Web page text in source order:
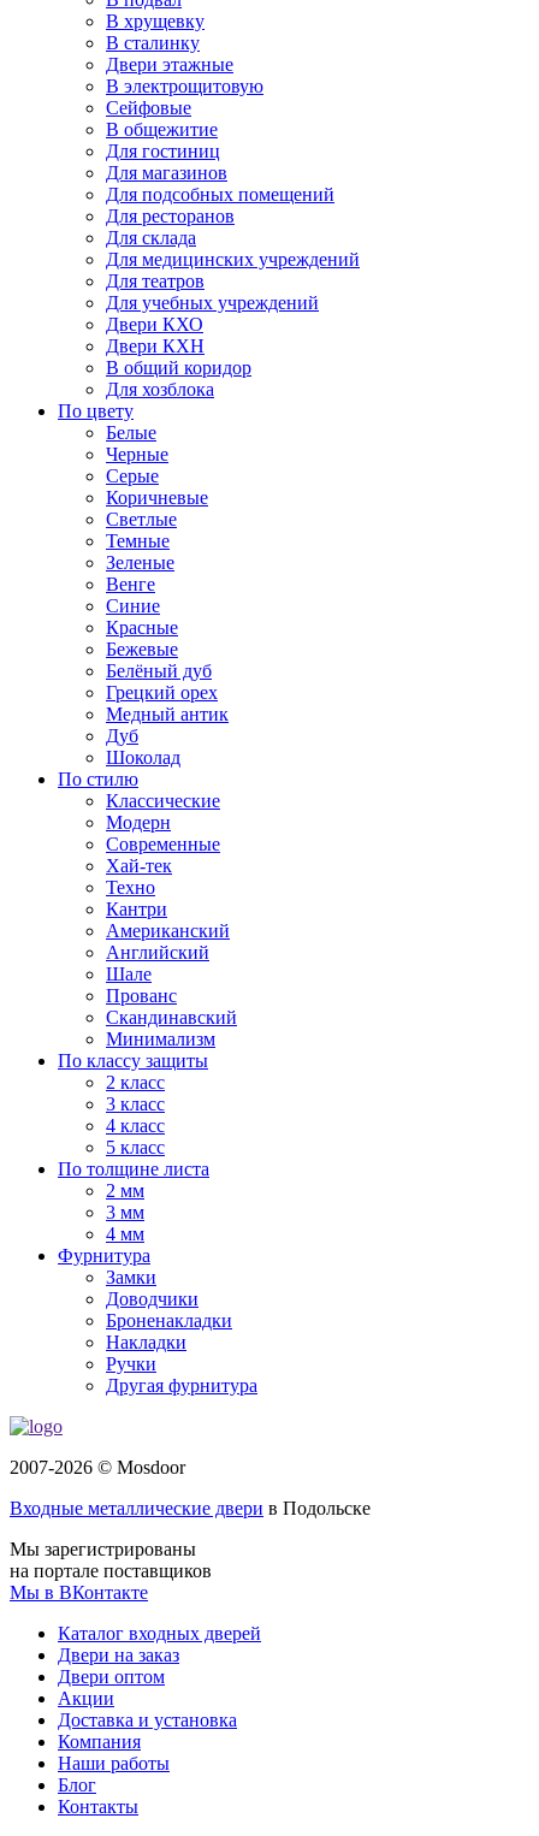
В хрущевку
В сталинку
Двери этажные
В электрощитовую
Сейфовые
В общежитие
Для гостиниц
Для магазинов
Для подсобных помещений
Для ресторанов
Для склада
Для медицинских учреждений
Для театров
Для учебных учреждений
Двери КХО
Двери КХН
В общий коридор
Для хозблока
По цвету
Белые
Черные
Серые
Коричневые
Светлые
Темные
Зеленые
Венге
Синие
Красные
Бежевые
Белёный дуб
Грецкий орех
Медный антик
Дуб
Шоколад
По стилю
Классические
Модерн
Современные
Хай-тек
Техно
Кантри
Американский
Английский
Шале
Прованс
Скандинавский
Минимализм
По классу защиты
2 класс
3 класс
4 класс
5 класс
По толщине листа
2 мм
3 мм
4 мм
Фурнитура
Замки
Доводчики
Броненакладки
Накладки
Ручки
Другая фурнитура
2007-2026 © Mosdoor
Входные металлические двери в Подольске
Мы зарегистрированы
на портале поставщиков
Мы в ВКонтакте
Каталог входных дверей
Двери на заказ
Двери оптом
Акции
Доставка и установка
Компания
Наши работы
Блог
Контакты